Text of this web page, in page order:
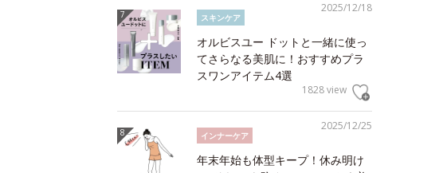
2025/12/18
スキンケア
オルビスユー ドットと一緒に使っ
てさらなる美肌に！おすすめプラ
スワンアイテム4選
1828 view
2025/12/25
インナーケア
年末年始も体型キープ！休み明け